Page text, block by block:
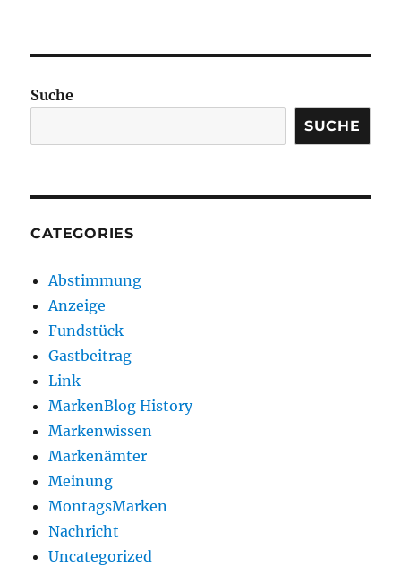
Suche
SUCHE
CATEGORIES
Abstimmung
Anzeige
Fundstück
Gastbeitrag
Link
MarkenBlog History
Markenwissen
Markenämter
Meinung
MontagsMarken
Nachricht
Uncategorized